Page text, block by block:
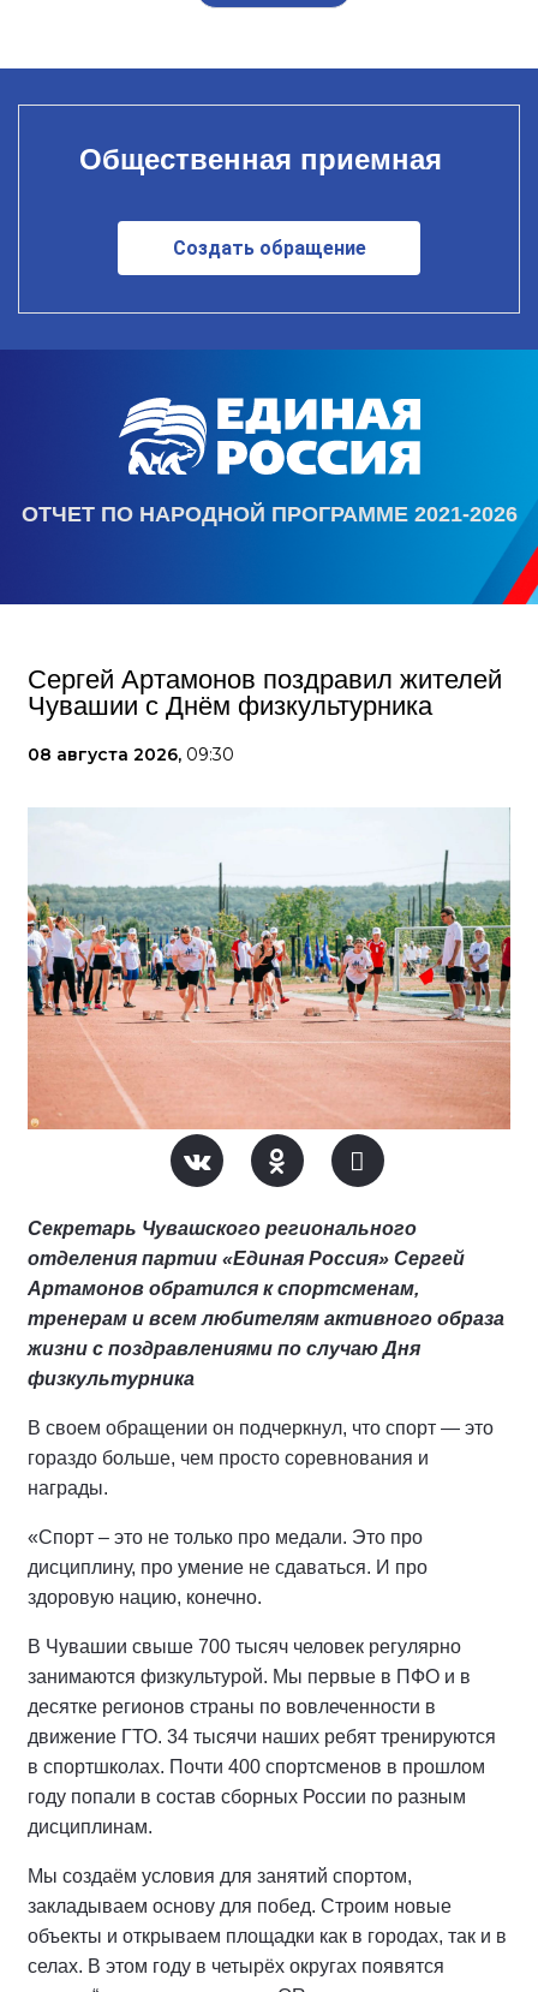
Общественная приемная
Создать обращение
ОТЧЕТ ПО НАРОДНОЙ ПРОГРАММЕ 2021-2026
Сергей Артамонов поздравил жителей
Чувашии с Днём физкультурника
08 августа 2026, 09:30
Секретарь Чувашского регионального
отделения партии «Единая Россия» Сергей
Артамонов обратился к спортсменам,
тренерам и всем любителям активного образа
жизни с поздравлениями по случаю Дня
физкультурника
В своем обращении он подчеркнул, что спорт — это
гораздо больше, чем просто соревнования и
награды.
«Спорт – это не только про медали. Это про
дисциплину, про умение не сдаваться. И про
здоровую нацию, конечно.
В Чувашии свыше 700 тысяч человек регулярно
занимаются физкультурой. Мы первые в ПФО и в
десятке регионов страны по вовлеченности в
движение ГТО. 34 тысячи наших ребят тренируются
в спортшколах. Почти 400 спортсменов в прошлом
году попали в состав сборных России по разным
дисциплинам.
Мы создаём условия для занятий спортом,
закладываем основу для побед. Строим новые
объекты и открываем площадки как в городах, так и в
селах. В этом году в четырёх округах появятся